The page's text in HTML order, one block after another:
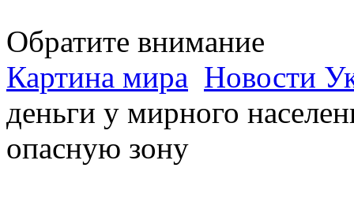
Обратите внимание
Картина мира Новости
деньги у мирного
опасную зону